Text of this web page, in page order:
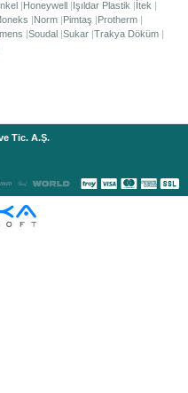
Honeywell Işıldar Plastik
İtek
Norm Pimtaş
Protherm
Soudal Sukar Trakya Döküm
Tic. A.Ş.